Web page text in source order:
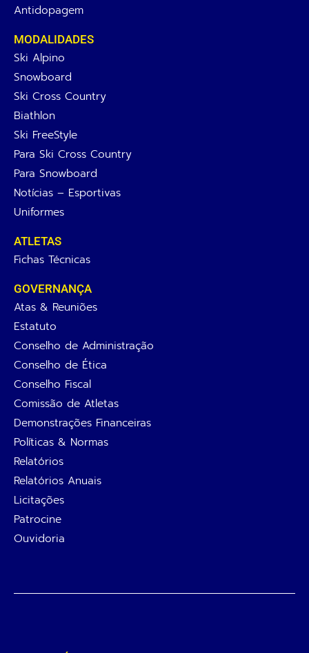
Antidopagem
MODALIDADES
Ski Alpino
Snowboard
Ski Cross Country
Biathlon
Ski FreeStyle
Para Ski Cross Country
Para Snowboard
Notícias – Esportivas
Uniformes
ATLETAS
Fichas Técnicas
GOVERNANÇA
Atas & Reuniões
Estatuto
Conselho de Administração
Conselho de Ética
Conselho Fiscal
Comissão de Atletas
Demonstrações Financeiras
Políticas & Normas
Relatórios
Relatórios Anuais
Licitações
Patrocine
Ouvidoria